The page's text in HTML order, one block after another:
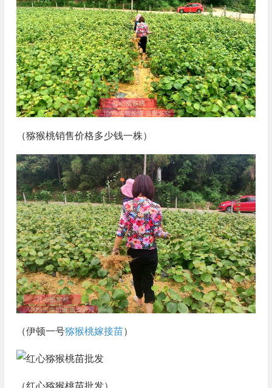
（猕猴桃销售价格多少钱一株）
（伊顿一号猕猴桃嫁接苗）
（红心猕猴桃苗批发）